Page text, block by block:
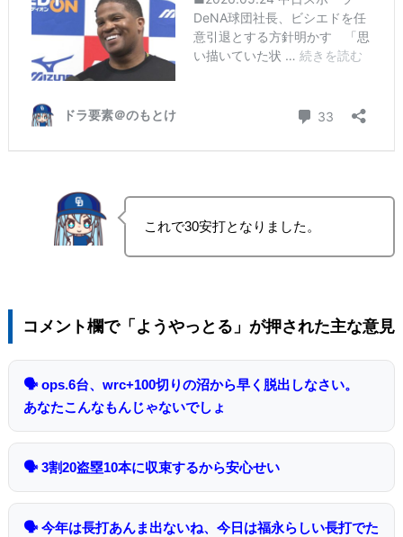
これで30安打となりました。
コメント欄で「ようやっとる」が押された主な意見
🗣 ops.6台、wrc+100切りの沼から早く脱出しなさい。
あなたこんなもんじゃないでしょ
🗣 3割20盗塁10本に収束するから安心せい
🗣 今年は長打あんま出ないね、今日は福永らしい長打でた